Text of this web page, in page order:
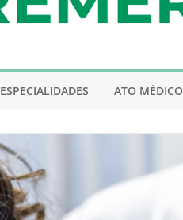
ESPECIALIDADES ATO MÉDICO